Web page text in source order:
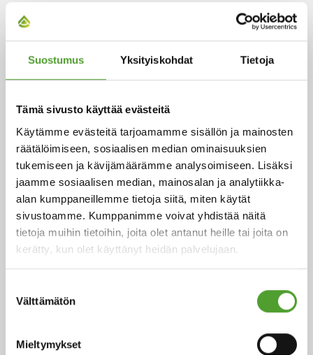
Suostumus Yksityiskohdat Tietoja
Tämä sivusto käyttää evästeitä
Käytämme evästeitä tarjoamamme sisällön ja mainosten
räätälöimiseen, sosiaalisen median ominaisuuksien
tukemiseen ja kävijämäärämme analysoimiseen. Lisäksi
jaamme sosiaalisen median, mainosalan ja analytiikka-
alan kumppaneillemme tietoja siitä, miten käytät
sivustoamme. Kumppanimme voivat yhdistää näitä
tietoja muihin tietoihin, joita olet antanut heille tai joita on
kerätty, kun olet käyttänyt heidän palvelujaan.
valinta
Välttämätön
Mieltymykset
AJANKOHTAISET
2.7.2026
Adam Cederwall Baidori nimitetty
Algol Chemicalsin Scandinavia -
yksikön liiketoimintajohtajaksi
Juha Hietalahti nimitetty Algol
Chemicalsin väliaikaiseksi